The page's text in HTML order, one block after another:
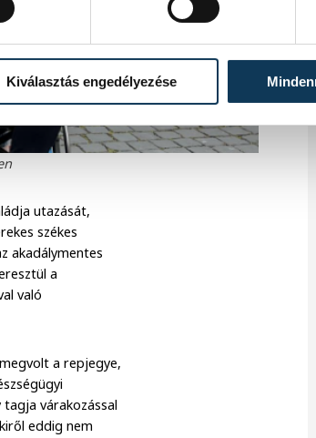
Kiválasztás engedélyezése
utazását,
székes
akadálymentes
a
való
a repjegye,
várakozással
eddig nem